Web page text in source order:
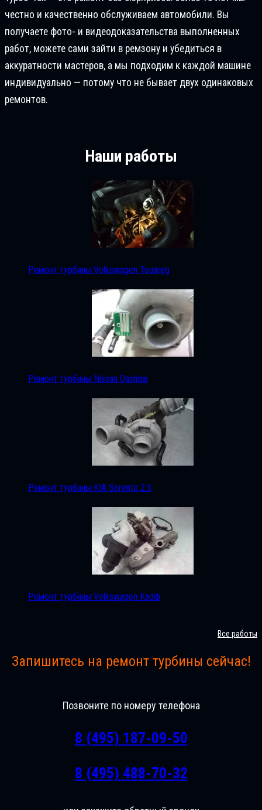
честно и качественно обслуживаем автомобили. Вы
получаете фото- и видеодоказательства выполненных
работ, можете сами зайти в ремзону и убедиться в
аккуратности мастеров, а мы подходим к каждой машине
индивидуально — потому что не бывает двух одинаковых
ремонтов.
Наши работы
Ремонт турбины Volkswagen Touareg
Ремонт турбины Nissan Qashqai
Ремонт турбины KIA Sorento 2.5
Ремонт турбины Volkswagen Kaddi
Все работы
Запишитесь на ремонт турбины сейчас!
Позвоните по номеру телефона
8 (495) 187-09-50
8 (495) 488-70-32